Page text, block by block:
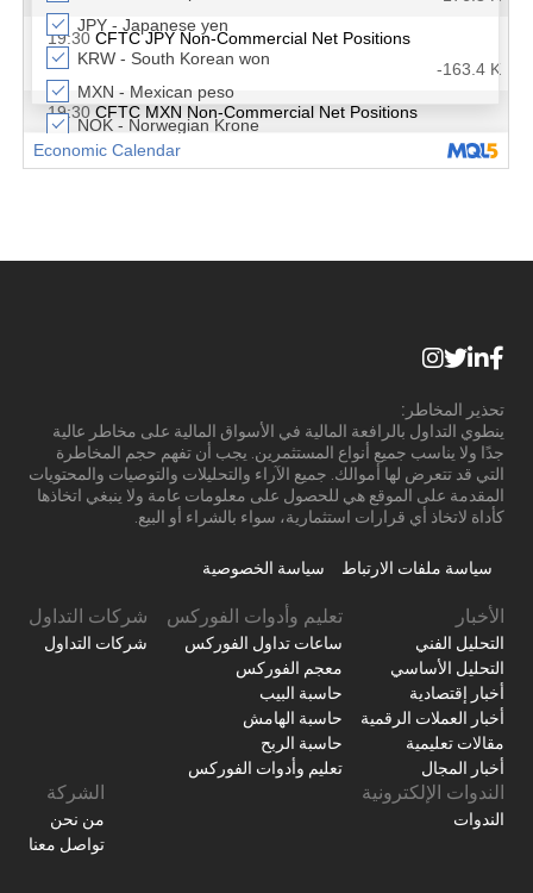
تحذير المخاطر:
ينطوي التداول بالرافعة المالية في الأسواق المالية على مخاطر عالية
جدًا ولا يناسب جميع أنواع المستثمرين. يجب أن تفهم حجم المخاطرة
التي قد تتعرض لها أموالك. جميع الآراء والتحليلات والتوصيات والمحتويات
المقدمة على الموقع هي للحصول على معلومات عامة ولا ينبغي اتخاذها
كأداة لاتخاذ أي قرارات استثمارية، سواء بالشراء أو البيع.
سياسة ملفات الارتباط سياسة الخصوصية
الأخبار
التحليل الفني
التحليل الأساسي
أخبار إقتصادية
أخبار العملات الرقمية
مقالات تعليمية
أخبار المجال
تعليم وأدوات الفوركس
ساعات تداول الفوركس
معجم الفوركس
حاسبة البيب
حاسبة الهامش
حاسبة الربح
تعليم وأدوات الفوركس
شركات التداول
شركات التداول
الندوات الإلكترونية
الندوات
الشركة
من نحن
تواصل معنا